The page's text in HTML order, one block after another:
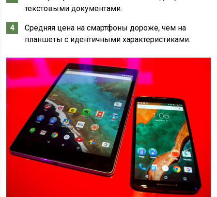
текстовыми документами.
Средняя цена на смартфоны дороже, чем на
планшеты с идентичными характеристиками.